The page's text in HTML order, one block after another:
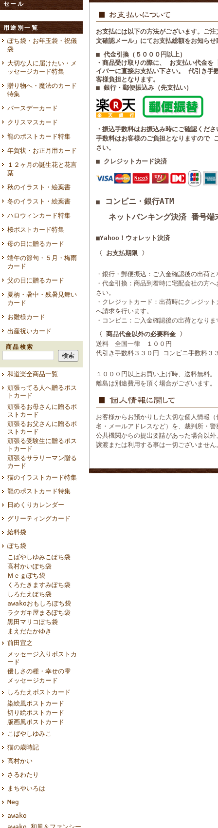
セール
用途別一覧
ぽち袋・お年玉袋・祝儀
袋
大切な人に届けたい・メ
ッセージカード特集
贈り物へ・魔法のカード
特集
バースデーカード
クリスマスカード
龍のポストカード特集
年賀状・お正月用カード
１２ヶ月の誕生花と花言
葉
秋のイラスト・絵葉書
冬のイラスト・絵葉書
ハロウィンカード特集
桜ポストカード特集
母の日に贈るカード
端午の節句・５月・梅雨
カード
父の日に贈るカード
夏柄・暑中・残暑見舞い
カード
お雛様カード
出産祝いカード
商品検索
和道楽全商品一覧
頑張ってる人へ贈るポス
トカード
頑張るお母さんに贈るポ
ストカード
頑張るお父さんに贈るポ
ストカード
頑張る受験生に贈るポス
トカード
頑張るサラリーマン贈る
カード
猫のイラストカード特集
龍のポストカード特集
日めくりカレンダー
グリーティングカード
給料袋
ぽち袋
こばやしゆみこぽち袋
高村かいぽち袋
Ｍｅｇぽち袋
くろたきますみぽち袋
しろたえぽち袋
awakoおもしろぽち袋
ラクガキ屋まるぽち袋
黒田マリコぽち袋
まえだたかゆき
前田宜之
メッセージ入りポストカ
ード
優しさの種・幸せの雫
メッセージカード
しろたえポストカード
染絵風ポストカード
切り絵ポストカード
版画風ポストカード
こばやしゆみこ
猫の歳時記
高村かい
さるわたり
まちやいろは
Meg
awako
お支払には以下の方法がございます。ご注
文確認メール」にてお支払総額をお知らせ
■ 代金引換（５０００円以上）
・商品受け取りの際に、 お支払い代金を
イバーに直接お支払い下さい。 代引き手
客様負担となります。
■ 銀行・郵便振込み（先支払い）
・振込手数料はお振込み時にご確認くだ
手数料はお客様のご負担となりますので
さい。
■ クレジットカード決済
■
コンビニ・銀行ATM
ネットバンキング決済 番号端
■Yahoo！ウォレット決済
〈 お支払期限 〉
・銀行・郵便振込：ご入金確認後の出荷
・代金引換：商品到着時に宅配会社の方
さい。
・クレジットカード：出荷時にクレジッ
へ請求を行います。
・コンビニ：ご入金確認後の出荷となりま
〈 商品代金以外の必要料金 〉
送料 全国一律 １００円
代引き手数料３３０円 コンビニ手数料３
１０００円以上お買い上げ時、送料無料。
離島は別途費用を頂く場合がございます。
お客様からお預かりした大切な個人情報（
名・メールアドレスなど）を、裁判所・警
公共機関からの提出要請があった場合以外
譲渡または利用する事は一切ございません